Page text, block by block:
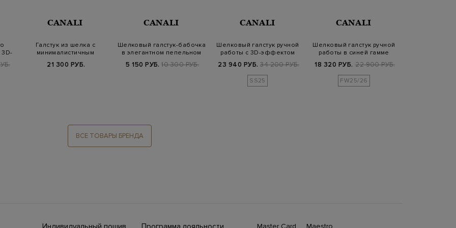
CANALI
Галстук из шелка с
минималистичным
21 300 РУБ.
CANALI
Шелковый галстук-бабочка
в элегантном пепельном
5 150 РУБ. 10 300 РУБ.
CANALI
Шелковый галстук ручной
работы с 3D-эффектом
23 940 РУБ. 34 200 РУБ.
SS25
CANALI
Шелковый галстук ручной
работы в синей гамме
18 320 РУБ. 22 900 РУБ.
FW25/26
ВСЕ ТОВАРЫ БРЕНДА
Master Card Maestro